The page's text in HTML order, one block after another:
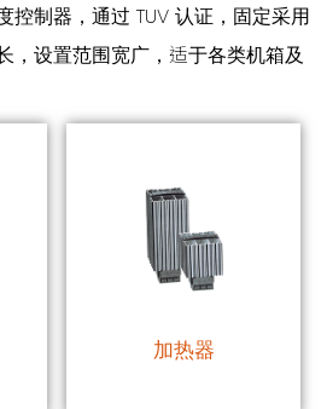
控制器，通过 TUV 认证，固定采用
，设置范围宽广，适于各类机箱及
加热器